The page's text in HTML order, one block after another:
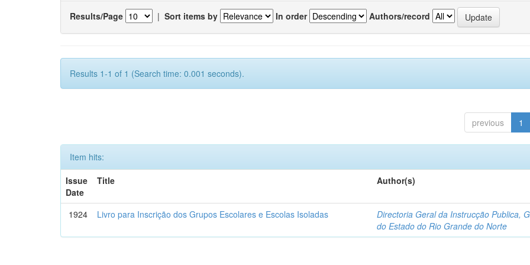
Results/Page | Sort items by In order Authors/record
Results 1-1 of 1 (Search time: 0.001 seconds).
previous 1
Item hits:
Issue
Date
Title Author(s)
1924 Livro para Inscrição dos Grupos Escolares e Escolas Isoladas
Directoria Geral da Instrucção Publica,
do Estado do Rio Grande do Norte